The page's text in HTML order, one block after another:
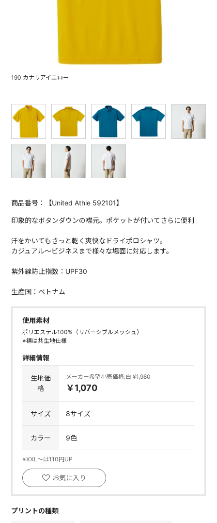
190 カナリアイエロー
商品番号：【United Athle 592101】
印象的なボタンダウンの襟元。ポケットが付いてさらに便利
汗をかいてもさっと乾く爽快なドライポロシャツ。
カジュアル～ビジネスまで様々な場面に対応します。
紫外線防止指数：UPF30
生産国：ベトナム
使用素材
ポリエステル100%（リバーシブルメッシュ）
※襟は共生地仕様
詳細情報
生地価
格
メーカー希望小売価格:白¥1,980
￥1,070
サイズ 8サイズ
カラー 9色
※XXL～は110円UP
お気に入り
プリントの種類